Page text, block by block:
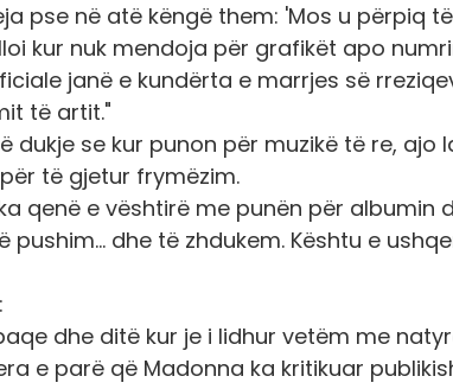
pse në atë këngë them: 'Mos u përpiq
kur nuk mendoja për grafikët apo
janë e kundërta e marrjes së
të artit."
dukje se kur punon për muzikë të re,
të gjetur frymëzim.
qenë e vështirë me punën për albumin
pushim... dhe të zhdukem. Kështu e
dhe ditë kur je i lidhur vetëm me
e parë që Madonna ka kritikuar